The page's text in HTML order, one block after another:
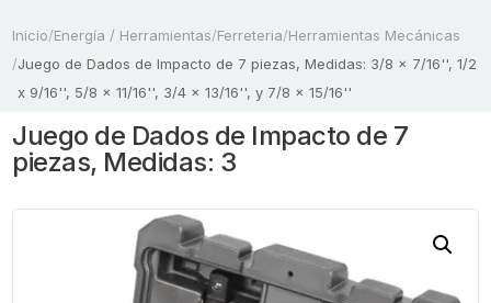
Inicio/Energía / Herramientas/Ferreteria/Herramientas Mecánicas
/Juego de Dados de Impacto de 7 piezas, Medidas: 3/8 x 7/16'', 1/2
x 9/16'', 5/8 x 11/16'', 3/4 x 13/16'', y 7/8 x 15/16''
Juego de Dados de Impacto de 7
piezas, Medidas: 3